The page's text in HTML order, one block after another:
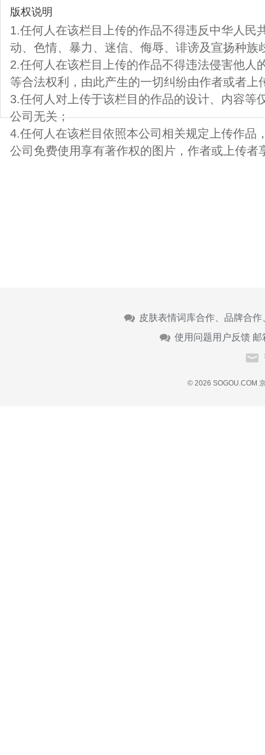
版权说明
1.任何人在该栏目上传的作品不得违反中华人民
动、色情、暴力、迷信、侮辱、诽谤及宣扬种族
2.任何人在该栏目上传的作品不得违法侵害他人
等合法权利，由此产生的一切纠纷由作者或者上
3.任何人对上传于该栏目的作品的设计、内容等
公司无关；
4.任何人在该栏目依照本公司相关规定上传作品
公司免费使用享有著作权的图片，作者或上传者
皮肤表情词库合作、品牌合
使用问题用户反馈 邮
© 2026 SOGOU.COM